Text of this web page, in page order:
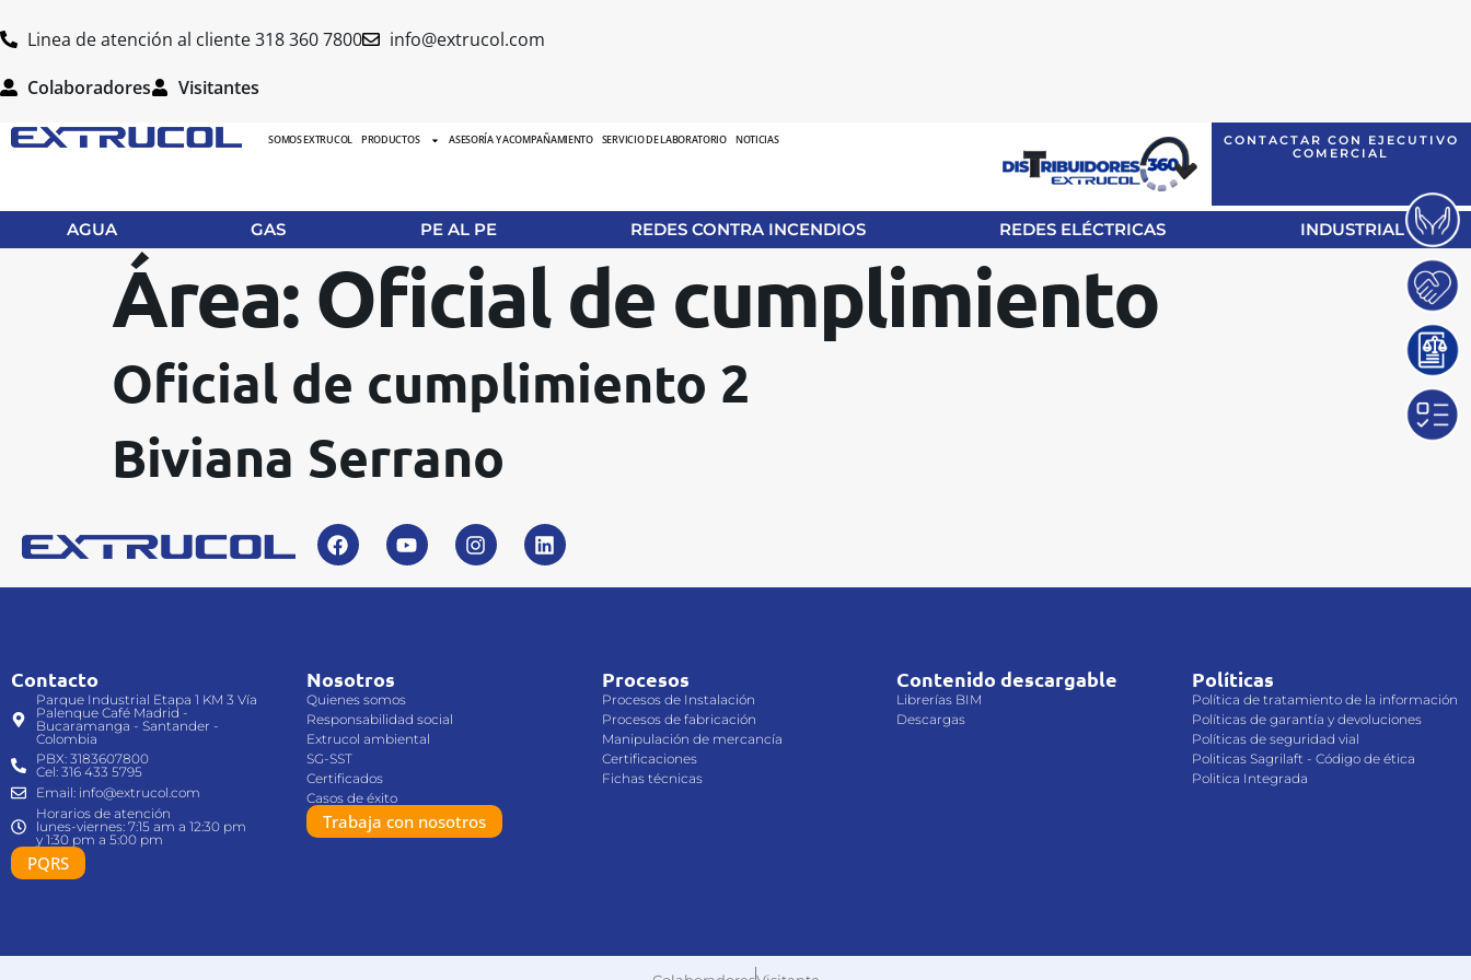
Linea de atención al cliente 318 360 7800
info@extrucol.com
Colaboradores
Visitantes
SOMOS EXTRUCOL PRODUCTOS ASESORÍA Y ACOMPAÑAMIENTO SERVICIO DE LABORATORIO NOTICIAS
CONTACTAR CON EJECUTIVO
COMERCIAL
AGUA GAS PE AL PE REDES CONTRA INCENDIOS REDES ELÉCTRICAS INDUSTRIAL
Área: Oficial de cumplimiento
Oficial de cumplimiento 2
Biviana Serrano
Contacto
Parque Industrial Etapa 1 KM 3 Vía
Palenque Café Madrid -
Bucaramanga - Santander -
Colombia
PBX: 3183607800
Cel: 316 433 5795
Email: info@extrucol.com
Horarios de atención
lunes-viernes: 7:15 am a 12:30 pm
y 1:30 pm a 5:00 pm
PQRS
Nosotros
Quienes somos
Responsabilidad social
Extrucol ambiental
SG-SST
Certificados
Casos de éxito
Trabaja con nosotros
Procesos
Procesos de Instalación
Procesos de fabricación
Manipulación de mercancía
Certificaciones
Fichas técnicas
Contenido descargable
Librerías BIM
Descargas
Políticas
Política de tratamiento de la información
Políticas de garantía y devoluciones
Políticas de seguridad vial
Politicas Sagrilaft - Código de ética
Politica Integrada